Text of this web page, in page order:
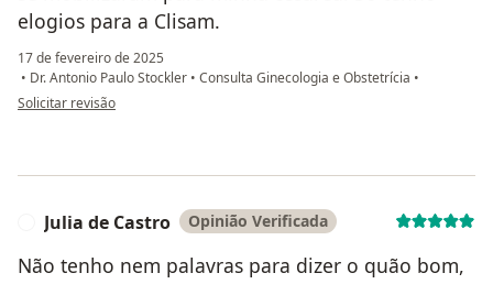
elogios para a Clisam.
17 de fevereiro de 2025
• Dr. Antonio Paulo Stockler • Consulta Ginecologia e Obstetrícia •
na opinião do utilizador Silvia
Solicitar revisão
Julia de Castro Opinião Verificada
Não tenho nem palavras para dizer o quão bom,